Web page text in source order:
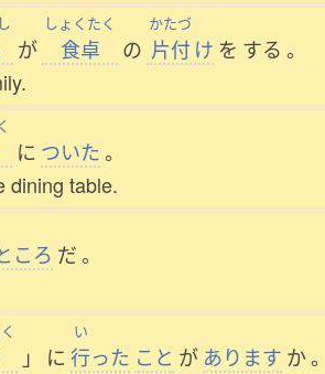
が
しょくたく
食卓 の
かたづ
片付 け を する 。
に ついた。
dining table.
ころ だ。
」 に
い
行った こと が あります か。